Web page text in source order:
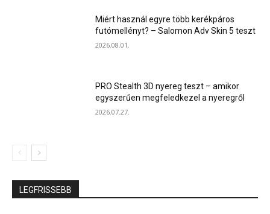
Miért használ egyre több kerékpáros
futómellényt? – Salomon Adv Skin 5 teszt
2026.08.01.
PRO Stealth 3D nyereg teszt – amikor
egyszerűen megfeledkezel a nyeregről
2026.07.27.
LEGFRISSEBB